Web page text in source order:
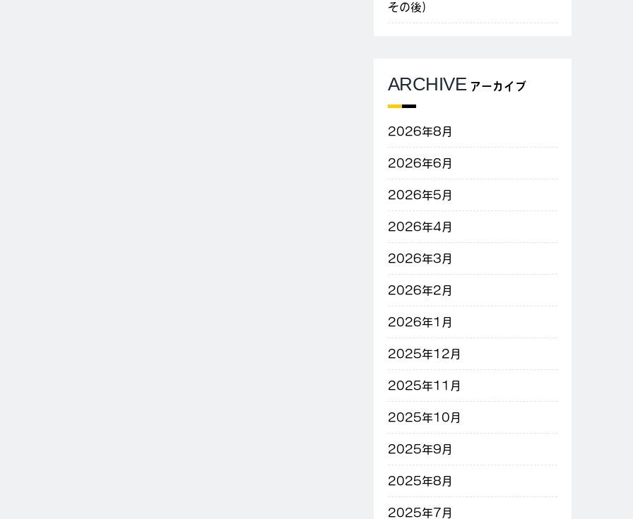
その後）
ARCHIVE アーカイブ
2026年8月
2026年6月
2026年5月
2026年4月
2026年3月
2026年2月
2026年1月
2025年12月
2025年11月
2025年10月
2025年9月
2025年8月
2025年7月